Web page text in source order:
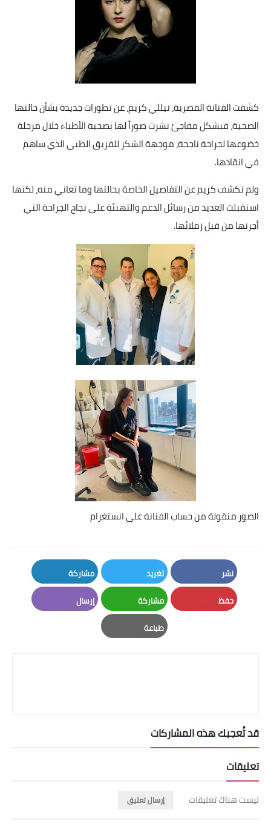
كشفت الفنانة المصرية، نيللي كريم، عن تطورات جديدة بشأن حالتها
الصحية، فبشكل مفاجئ نشرت صوراً لها بصحبة الأطباء خلال مرحلة
خضوعها لجراحة ناجحة، موجهة الشكر للفريق الطبي الذي ساهم
في انقاذها.
ولم تكشف كريم عن التفاصيل الخاصة بحالتها وما تعاني منه، لكنها
استقبلت العديد من رسائل الدعم والتهنئة على نجاح الجراحة التي
أجرتها من قبل زملائها.
الصور منقولة من حساب الفنانة على انستغرام
نشر
Facebook
تغريد
Twitter
مشاركة
LinkedIn
حفظ مشاركة
Whatsapp
إرسال
طباعة
قد تُعجبك هذه المشاركات
تعليقات
ليست هناك تعليقات إرسال تعليق